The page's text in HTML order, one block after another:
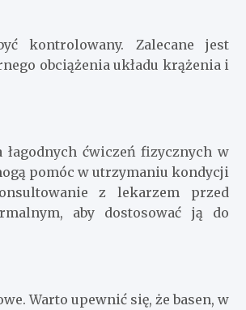
kontrolowany. Zalecane jest
obciążenia układu krążenia i
ćwiczeń fizycznych w
pomóc w utrzymaniu kondycji
z lekarzem przed
aby dostosować ją do
Warto upewnić się, że basen, w